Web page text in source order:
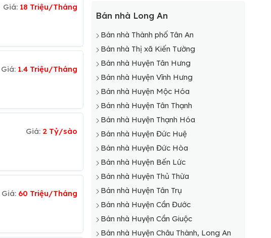
Giá: 18 Triệu/Tháng
Giá: 1.4 Triệu/Tháng
Giá: 2 Tỷ/sào
Giá: 60 Triệu/Tháng
Bán nhà xã Đức Hòa Hạ
Bán nhà Long An
Bán nhà Thành phố Tân An
Bán nhà Thị xã Kiến Tường
Bán nhà Huyện Tân Hưng
Bán nhà Huyện Vĩnh Hưng
Bán nhà Huyện Mộc Hóa
Bán nhà Huyện Tân Thạnh
Bán nhà Huyện Thạnh Hóa
Bán nhà Huyện Đức Huệ
Bán nhà Huyện Đức Hòa
Bán nhà Huyện Bến Lức
Bán nhà Huyện Thủ Thừa
Bán nhà Huyện Tân Trụ
Bán nhà Huyện Cần Đước
Bán nhà Huyện Cần Giuộc
Bán nhà Huyện Châu Thành, Long An